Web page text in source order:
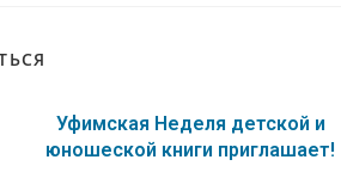
Уфимская Неделя детской и
юношеской книги приглашает!